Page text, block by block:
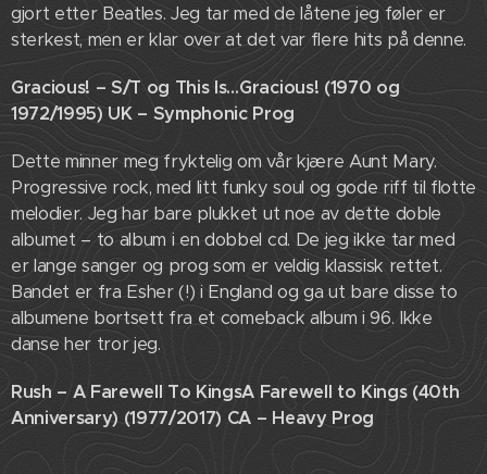
gjort etter Beatles. Jeg tar med de låtene jeg føler er
sterkest, men er klar over at det var flere hits på denne.
Gracious! – S/T og This Is…Gracious! (1970 og
1972/1995) UK – Symphonic Prog
Dette minner meg fryktelig om vår kjære Aunt Mary.
Progressive rock, med litt funky soul og gode riff til flotte
melodier. Jeg har bare plukket ut noe av dette doble
albumet – to album i en dobbel cd. De jeg ikke tar med
er lange sanger og prog som er veldig klassisk rettet.
Bandet er fra Esher (!) i England og ga ut bare disse to
albumene bortsett fra et comeback album i 96. Ikke
danse her tror jeg.
Rush – A Farewell To KingsA Farewell to Kings (40th
Anniversary) (1977/2017) CA – Heavy Prog